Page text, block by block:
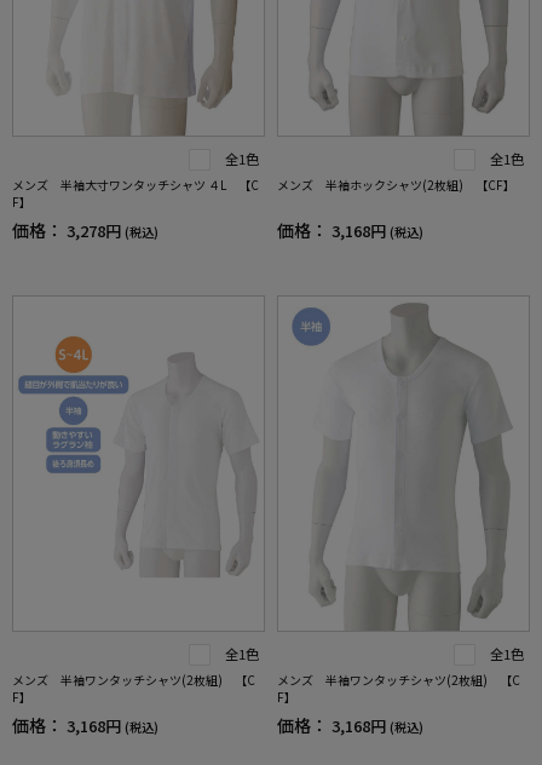
全1色
メンズ 半袖大寸ワンタッチシャツ ４L 【C
F】
価格： 3,278円 (税込)
全1色
メンズ 半袖ホックシャツ(2枚組) 【CF】
価格： 3,168円 (税込)
全1色
メンズ 半袖ワンタッチシャツ(2枚組) 【C
F】
価格： 3,168円 (税込)
全1色
メンズ 半袖ワンタッチシャツ(2枚組) 【C
F】
価格： 3,168円 (税込)